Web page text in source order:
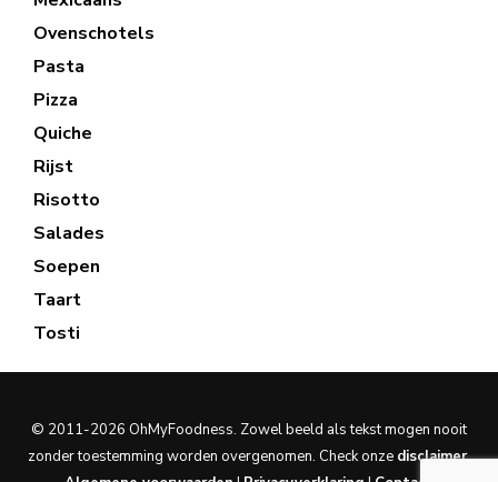
Ovenschotels
Pasta
Pizza
Quiche
Rijst
Risotto
Salades
Soepen
Taart
Tosti
© 2011-2026 OhMyFoodness. Zowel beeld als tekst mogen nooit
zonder toestemming worden overgenomen. Check onze disclaimer.